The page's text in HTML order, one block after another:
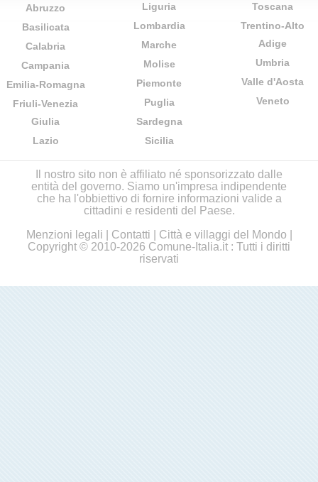
Abruzzo
Basilicata
Calabria
Campania
Emilia-Romagna
Friuli-Venezia
Giulia
Lazio
Liguria
Lombardia
Marche
Molise
Piemonte
Puglia
Sardegna
Sicilia
Toscana
Trentino-Alto
Adige
Umbria
Valle d'Aosta
Veneto
Il nostro sito non è affiliato né sponsorizzato dalle
entità del governo. Siamo un'impresa indipendente
che ha l'obbiettivo di fornire informazioni valide a
cittadini e residenti del Paese.
Menzioni legali
Contatti Città e villaggi del Mondo
Copyright © 2010-2026 Comune-Italia.it : Tutti i diritti
riservati